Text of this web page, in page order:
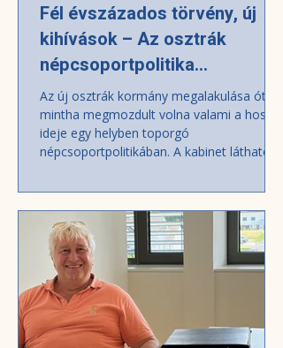
Fél évszázados törvény, új
kihívások – Az osztrák
népcsoportpolitika
fordulópontja
Az új osztrák kormány megalakulása óta
mintha megmozdult volna valami a hosszú
ideje egy helyben toporgó
népcsoportpolitikában. A kabinet láthatóan
kezdeményezett az őshonos – köztük a
magyar – népcsoportok képviselőivel. A
magyar népcsoporttanács ezekre az
alkalmakra konkrét javaslatokkal érkezett:
a bécsi magyar nyelvű oktatás
fejlesztését, a közigazgatásban biztosított
magyar nyelvhasználat tényleges
érvényesítését, a kisebbségi média